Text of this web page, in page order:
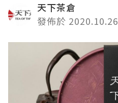
天下茶倉
發佈於 2020.10.26